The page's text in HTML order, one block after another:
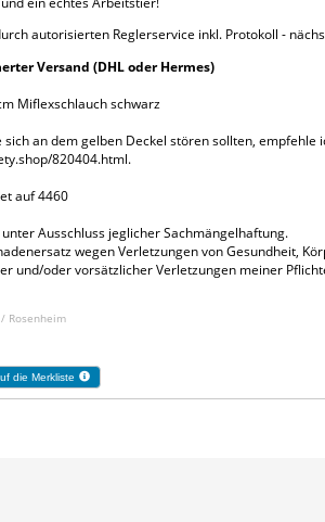
autorisierten Reglerservice inkl. Protokoll -
Versand (DHL oder Hermes)
Miflexschlauch schwarz
sich an dem gelben Deckel stören sollten, empfehle
820404.html.
auf 4460
Ausschluss jeglicher Sachmängelhaftung.
wegen Verletzungen von Gesundheit,
und/oder vorsätzlicher Verletzungen meiner
Rosenheim
die Merkliste